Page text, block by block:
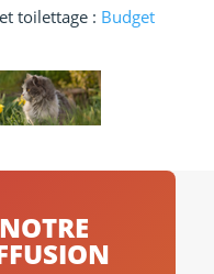
toilettage : Budget